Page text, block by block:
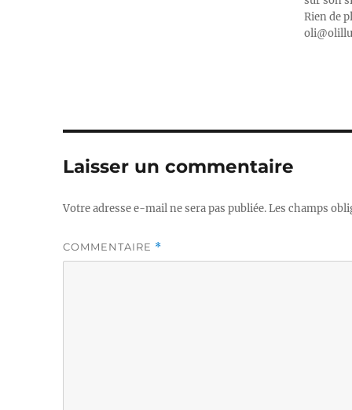
Rien de
Laisser un commentaire
Votre adresse e-mail ne sera pas publiée.Les champs
COMMENTAIRE *